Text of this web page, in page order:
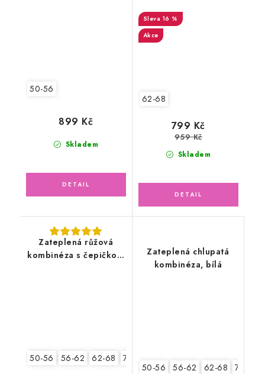
50-56
Skladem
899 Kč
16 %
Akce
62-68
Skladem
799 Kč
959 Kč
Zateplená růžová
kombinéza s čepičkou,
50-56 56-62 62-68 74-80
Zateplená chlupatá
kombinéza, bílá
50-56 56-62 62-68 74-80